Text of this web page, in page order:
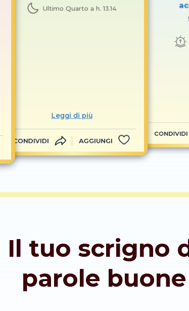
Ultimo Quarto a h. 13.14
Leggi di più
CONDIVIDI AGGIUNGI
CONDIVIDI
Il tuo scrigno
parole buone